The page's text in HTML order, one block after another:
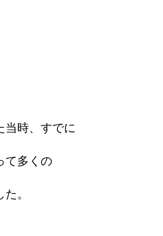
当時、すでに
て多くの
。